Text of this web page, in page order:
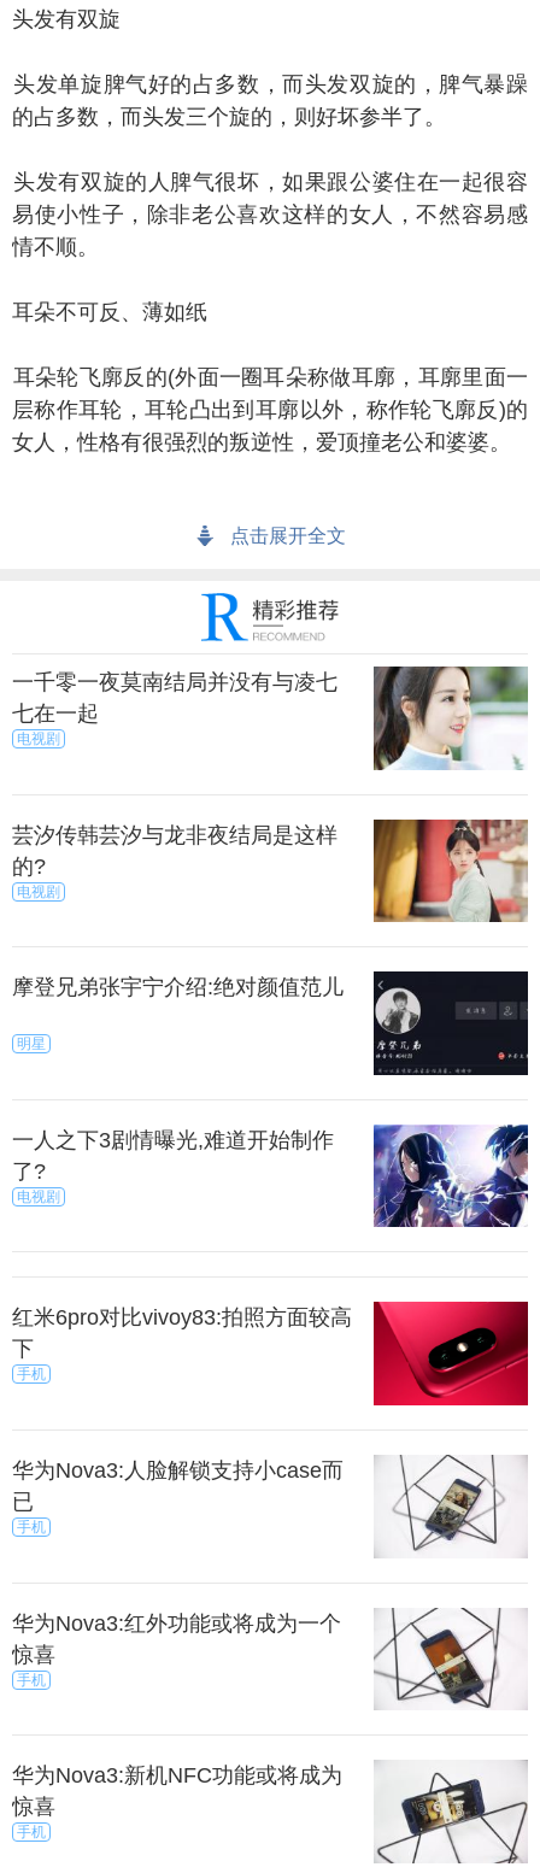
有双旋
单旋脾气好的占多数，而头发双旋的，脾气暴躁
的占多数，而头发三个旋的，则好坏参半了。
有双旋的人脾气很坏，如果跟公婆住在一起很容
易使小性子，除非老公喜欢这样的女人，不然容易感
情不顺。
不可反、薄如纸
轮飞廓反的(外面一圈耳朵称做耳廓，耳廓里面一
层称作耳轮，耳轮凸出到耳廓以外，称作轮飞廓反)的
女人，性格有很强烈的叛逆性，爱顶撞老公和婆婆。
清沟，距离越宽清沟越好，越容易得公婆的喜欢，越
有清沟的女生属于新潮派，个性喜欢追求新奇。
不可高、凸
以平坦圆滚为佳，前额如果向前凸出的，像寿星
头一样的，这样的女人性格古怪，多忧多虑，而且总
是生气，过去许久的事情，还能想起来就生气。男人
娶老婆要看好女人的额头，是否有高低起伏。
太高太凸的媳妇通常很容易顶撞公婆或者跟公婆
下一页
点击展开全文
一千零一夜莫南结局并没有与凌七
七在一起
电视剧
芸汐传韩芸汐与龙非夜结局是这样
的?
电视剧
摩登兄弟张宇宁介绍:绝对颜值范儿
明星
一人之下3剧情曝光,难道开始制作
了?
电视剧
红米6pro对比vivoy83:拍照方面较高
下
手机
华为Nova3:人脸解锁支持小case而
已
手机
华为Nova3:红外功能或将成为一个
惊喜
手机
华为Nova3:新机NFC功能或将成为
惊喜
手机